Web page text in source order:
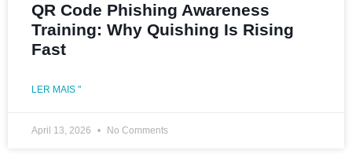
QR Code Phishing Awareness
Training: Why Quishing Is Rising
Fast
LER MAIS "
April 13, 2026 No Comments